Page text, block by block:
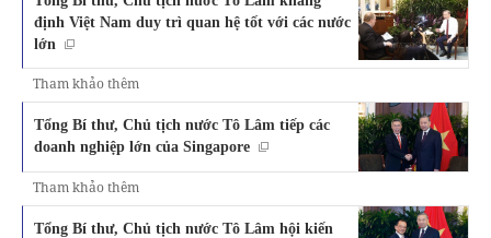
định Việt Nam duy trì quan hệ tốt với các nước
lớn
Tham khảo thêm
Tổng Bí thư, Chủ tịch nước Tô Lâm tiếp các
doanh nghiệp lớn của Singapore
Tham khảo thêm
Tổng Bí thư, Chủ tịch nước Tô Lâm hội kiến